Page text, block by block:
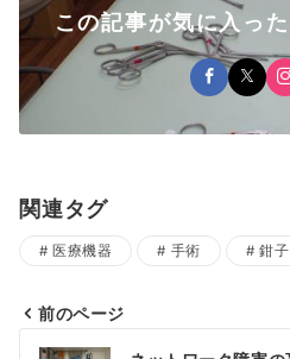
この記事が気に入っ
関連タグ
医療機器 手術 鉗子
投
前のページ